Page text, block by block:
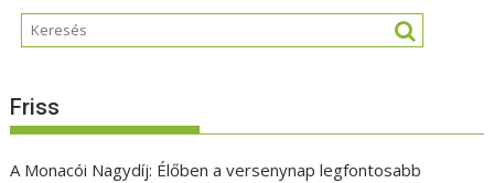
Friss
A Monacói Nagydíj: Élőben a versenynap legfontosabb